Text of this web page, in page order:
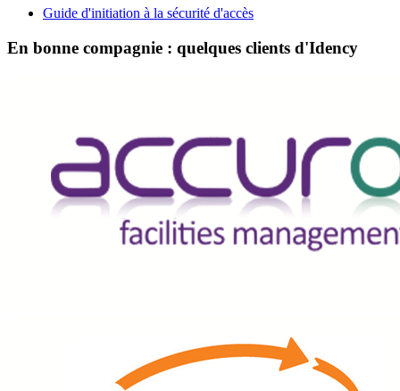
Guide d'initiation à la sécurité d'accès
En bonne compagnie : quelques clients d'Idency